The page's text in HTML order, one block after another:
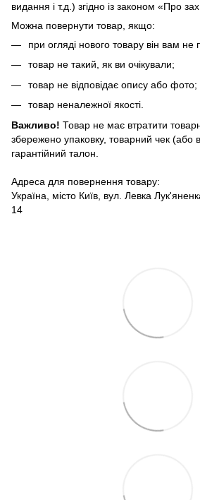
видання і т.д.) згідно із законом «Про
Можна повернути товар, якщо:
при огляді нового товару він вам не
товар не такий, як ви очікували;
товар не відповідає опису або фото;
товар неналежної якості.
Важливо! Товар не має втратити
збережено упаковку, товарний чек (або
гарантійний талон.
Адреса для повернення товару:
Україна, місто Київ, вул. Левка
14